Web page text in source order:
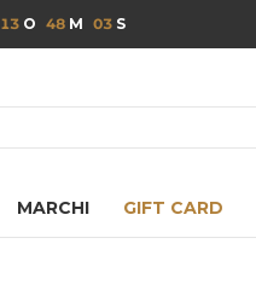
13 48 02
MARCHI GIFT CARD